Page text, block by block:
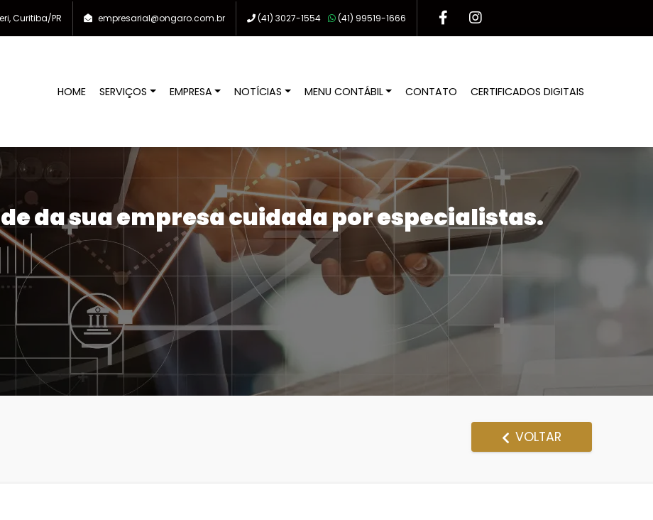
Curitiba/PR empresarial@ongaro.com.br (41) 3027-1554 (41) 99519-1666
HOME SERVIÇOS EMPRESA NOTÍCIAS MENU CONTÁBIL CONTATO CERTIFICADOS DIGITAIS
da sua empresa cuidada por especialistas.
VOLTAR